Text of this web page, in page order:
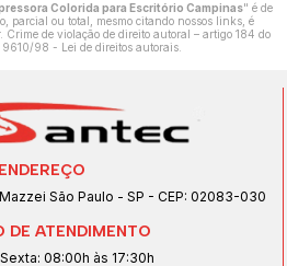
Colorida para Escritório Campinas" é de
parcial ou total, mesmo citando nossos links, é
Crime de violação de direito autoral – artigo 184 do
9610/98 - Lei de direitos autorais.
ENDEREÇO
São Paulo - SP - CEP: 02083-030
DE ATENDIMENTO
08:00h às 17:30h